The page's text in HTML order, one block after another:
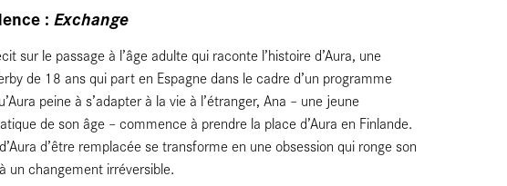
: Exchange
sur le passage à l’âge adulte qui raconte l’histoire d’Aura, une
de 18 ans qui part en Espagne dans le cadre d’un programme
peine à s’adapter à la vie à l’étranger, Ana – une jeune
de son âge – commence à prendre la place d’Aura en Finlande.
d’être remplacée se transforme en une obsession qui ronge son
un changement irréversible.